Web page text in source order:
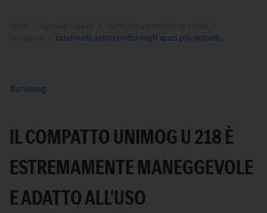
Interventi antincendio negli spazi più ristretti.
unimog
IL COMPATTO UNIMOG U 218 È
ESTREMAMENTE MANEGGEVOLE
E ADATTO ALL'USO